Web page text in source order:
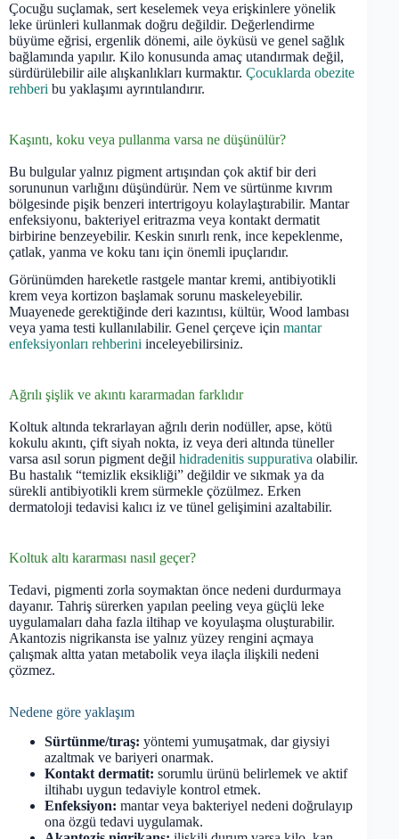
Çocuğu suçlamak, sert keselemek veya erişkinlere yönelik
leke ürünleri kullanmak doğru değildir. Değerlendirme
büyüme eğrisi, ergenlik dönemi, aile öyküsü ve genel sağlık
bağlamında yapılır. Kilo konusunda amaç utandırmak değil,
sürdürülebilir aile alışkanlıkları kurmaktır. Çocuklarda obezite
rehberi bu yaklaşımı ayrıntılandırır.
Kaşıntı, koku veya pullanma varsa ne düşünülür?
Bu bulgular yalnız pigment artışından çok aktif bir deri
sorununun varlığını düşündürür. Nem ve sürtünme kıvrım
bölgesinde pişik benzeri intertrigoyu kolaylaştırabilir. Mantar
enfeksiyonu, bakteriyel eritrazma veya kontakt dermatit
birbirine benzeyebilir. Keskin sınırlı renk, ince kepeklenme,
çatlak, yanma ve koku tanı için önemli ipuçlarıdır.
Görünümden hareketle rastgele mantar kremi, antibiyotikli
krem veya kortizon başlamak sorunu maskeleyebilir.
Muayenede gerektiğinde deri kazıntısı, kültür, Wood lambası
veya yama testi kullanılabilir. Genel çerçeve için mantar
enfeksiyonları rehberini inceleyebilirsiniz.
Ağrılı şişlik ve akıntı kararmadan farklıdır
Koltuk altında tekrarlayan ağrılı derin nodüller, apse, kötü
kokulu akıntı, çift siyah nokta, iz veya deri altında tüneller
varsa asıl sorun pigment değil hidradenitis suppurativa olabilir.
Bu hastalık “temizlik eksikliği” değildir ve sıkmak ya da
sürekli antibiyotikli krem sürmekle çözülmez. Erken
dermatoloji tedavisi kalıcı iz ve tünel gelişimini azaltabilir.
Koltuk altı kararması nasıl geçer?
Tedavi, pigmenti zorla soymaktan önce nedeni durdurmaya
dayanır. Tahriş sürerken yapılan peeling veya güçlü leke
uygulamaları daha fazla iltihap ve koyulaşma oluşturabilir.
Akantozis nigrikansta ise yalnız yüzey rengini açmaya
çalışmak altta yatan metabolik veya ilaçla ilişkili nedeni
çözmez.
Nedene göre yaklaşım
Sürtünme/tıraş: yöntemi yumuşatmak, dar giysiyi
azaltmak ve bariyeri onarmak.
Kontakt dermatit: sorumlu ürünü belirlemek ve aktif
iltihabı uygun tedaviyle kontrol etmek.
Enfeksiyon: mantar veya bakteriyel nedeni doğrulayıp
ona özgü tedavi uygulamak.